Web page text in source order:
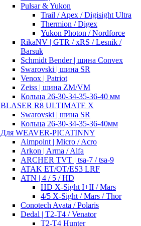
Pulsar & Yukon
Trail / Apex / Digisight Ultra
Thermion / Digex
Yukon Photon / Nordforce
RikaNV | GTR / xRS / Lesnik /
Barsuk
Schmidt Bender | шина Convex
Swarovski | шина SR
Venox | Patriot
Zeiss | шина ZM/VM
Кольца 26-30-34-35-36-40 мм
BLASER R8 ULTIMATE X
Swarovski | шина SR
Кольца 26-30-34-35-36-40мм
Для WEAVER-PICATINNY
Aimpoint | Micro / Acro
Arkon | Arma / Alfa
ARCHER TVT | tsa-7 / tsa-9
ATAK ET/OT/ES3 LRF
ATN | 4 / 5 / HD
HD X-Sight I+II / Mars
4/5 X-Sight / Mars / Thor
Conotech Avata / Polaris
Dedal | T2-T4 / Venator
T2-T4 Hunter